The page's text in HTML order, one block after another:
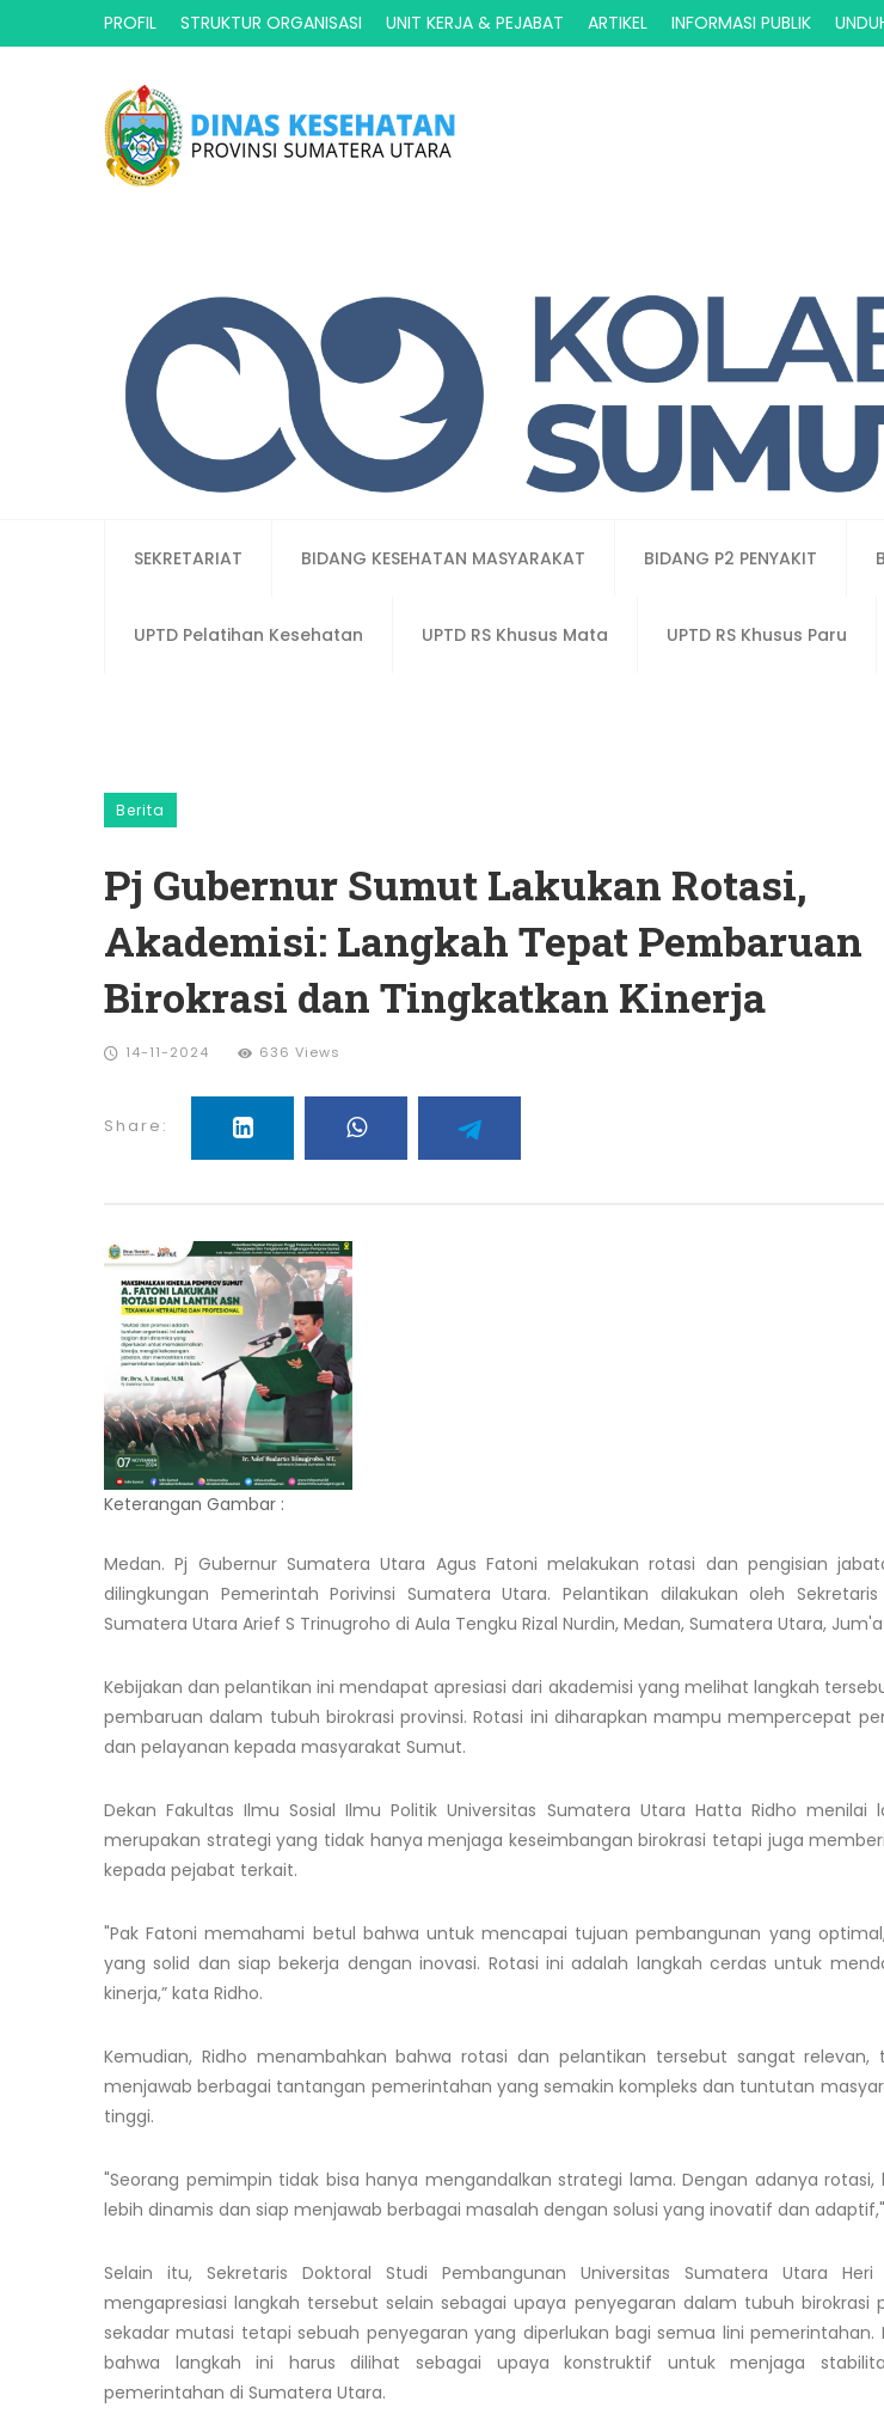
PROFIL STRUKTUR ORGANISASI UNIT KERJA & PEJABAT ARTIKEL INFORMASI PUBLIK
SEKRETARIAT BIDANG KESEHATAN MASYARAKAT BIDANG P2 PENYAKIT
UPTD Pelatihan Kesehatan UPTD RS Khusus Mata UPTD RS Khusus Paru
Berita
Pj Gubernur Sumut Lakukan Rotasi,
Akademisi: Langkah Tepat Pembaruan
Birokrasi dan Tingkatkan Kinerja
14-11-2024 636 Views
Share:
Keterangan Gambar :
Medan. Pj Gubernur Sumatera Utara Agus Fatoni melakukan rotasi dan pengisian
dilingkungan Pemerintah Porivinsi Sumatera Utara. Pelantikan dilakukan oleh Sekretaris
Sumatera Utara Arief S Trinugroho di Aula Tengku Rizal Nurdin, Medan, Sumatera Utara,
Kebijakan dan pelantikan ini mendapat apresiasi dari akademisi yang melihat langkah
pembaruan dalam tubuh birokrasi provinsi. Rotasi ini diharapkan mampu mempercepat
dan pelayanan kepada masyarakat Sumut.
Dekan Fakultas Ilmu Sosial Ilmu Politik Universitas Sumatera Utara Hatta Ridho menilai
merupakan strategi yang tidak hanya menjaga keseimbangan birokrasi tetapi juga
kepada pejabat terkait.
"Pak Fatoni memahami betul bahwa untuk mencapai tujuan pembangunan yang
yang solid dan siap bekerja dengan inovasi. Rotasi ini adalah langkah cerdas untuk
kinerja,” kata Ridho.
Kemudian, Ridho menambahkan bahwa rotasi dan pelantikan tersebut sangat relevan,
menjawab berbagai tantangan pemerintahan yang semakin kompleks dan tuntutan
tinggi.
"Seorang pemimpin tidak bisa hanya mengandalkan strategi lama. Dengan adanya rotasi,
lebih dinamis dan siap menjawab berbagai masalah dengan solusi yang inovatif dan
Selain itu, Sekretaris Doktoral Studi Pembangunan Universitas Sumatera Utara
mengapresiasi langkah tersebut selain sebagai upaya penyegaran dalam tubuh birokrasi
sekadar mutasi tetapi sebuah penyegaran yang diperlukan bagi semua lini pemerintahan.
bahwa langkah ini harus dilihat sebagai upaya konstruktif untuk menjaga
pemerintahan di Sumatera Utara.